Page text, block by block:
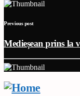
Previous post
Medieșean prins la